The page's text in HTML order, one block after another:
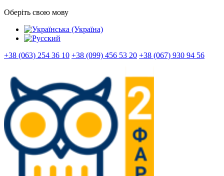
Оберіть свою мову
+38 (063) 254 36 10 +38 (099) 456 53 20 +38 (067) 930 94 56